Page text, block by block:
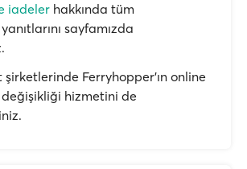
iadeler hakkında tüm
yanıtlarını sayfamızda
Ferryhopper'ın online
hizmetini de